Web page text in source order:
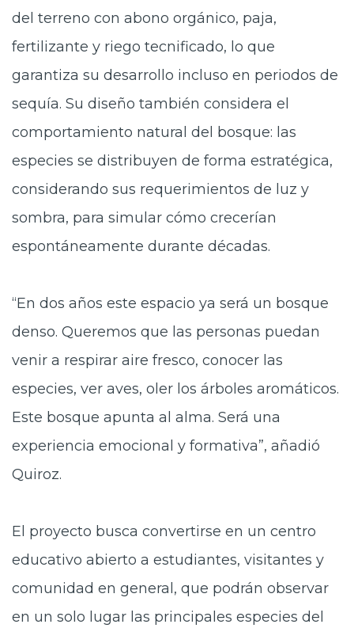
del terreno con abono orgánico, paja,
fertilizante y riego tecnificado, lo que
garantiza su desarrollo incluso en periodos de
sequía. Su diseño también considera el
comportamiento natural del bosque: las
especies se distribuyen de forma estratégica,
considerando sus requerimientos de luz y
sombra, para simular cómo crecerían
espontáneamente durante décadas.
“En dos años este espacio ya será un bosque
denso. Queremos que las personas puedan
venir a respirar aire fresco, conocer las
especies, ver aves, oler los árboles aromáticos.
Este bosque apunta al alma. Será una
experiencia emocional y formativa”, añadió
Quiroz.
El proyecto busca convertirse en un centro
educativo abierto a estudiantes, visitantes y
comunidad en general, que podrán observar
en un solo lugar las principales especies del